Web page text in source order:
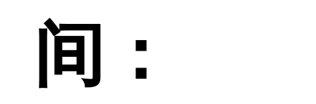
间：